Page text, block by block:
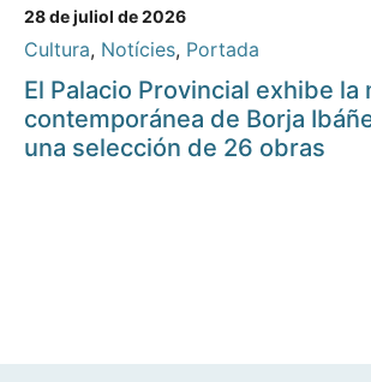
28 de juliol de 2026
Cultura, Notícies, Portada
El Palacio Provincial exhibe la
contemporánea de Borja
una selección de 26 obras